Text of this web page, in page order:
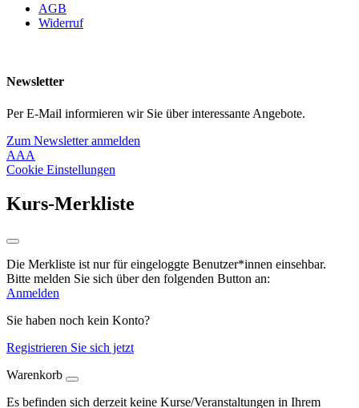
AGB
Widerruf
Newsletter
Per E-Mail informieren wir Sie über interessante Angebote.
Zum Newsletter anmelden
AAA
Cookie Einstellungen
Kurs-Merkliste
Die Merkliste ist nur für eingeloggte Benutzer*innen einsehbar.
Bitte melden Sie sich über den folgenden Button an:
Anmelden
Sie haben noch kein Konto?
Registrieren Sie sich jetzt
Warenkorb
Es befinden sich derzeit keine Kurse/Veranstaltungen in Ihrem